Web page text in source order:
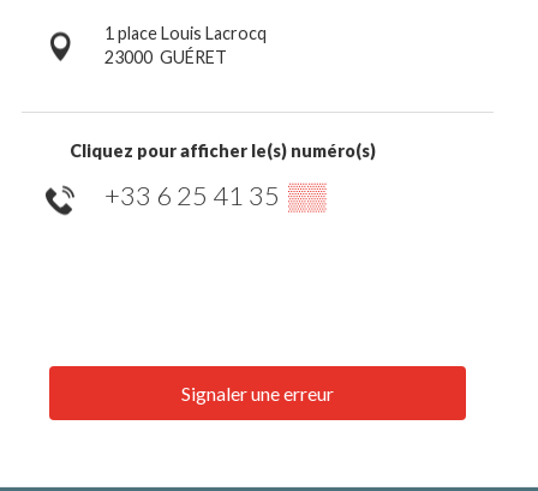
1 place Louis Lacrocq
23000 GUÉRET
Cliquez pour afficher le(s) numéro(s)
+33 6 25 41 35 ▒▒
Signaler une erreur